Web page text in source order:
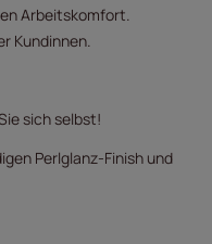
Arbeitskomfort.
Kundinnen.
sich selbst!
Perlglanz-Finish und